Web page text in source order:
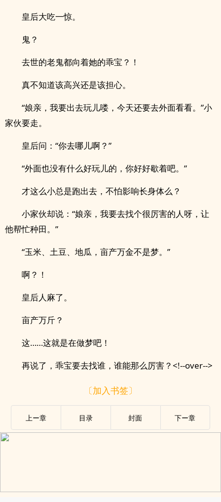
皇后大吃一惊。
鬼？
去世的老鬼都向着她的乖宝？！
真不知道该高兴还是该担心。
“娘亲，我要出去玩儿喽，今天还要去外面看看。”小
家伙要走。
皇后问：“你去哪儿啊？”
“外面也没有什么好玩儿的，你好好歇着吧。”
才这么小总是跑出去，不怕影响长身体么？
小家伙却说：“娘亲，我要去找个很厉害的人呀，让
他帮忙种田。”
“玉米、土豆、地瓜，亩产万金不是梦。”
啊？！
皇后人麻了。
亩产万斤？
这……这就是在做梦吧！
再说了，乖宝要去找谁，谁能那么厉害？<!--over-->
〔加入书签〕
上ー章 目录 封面 下ー章